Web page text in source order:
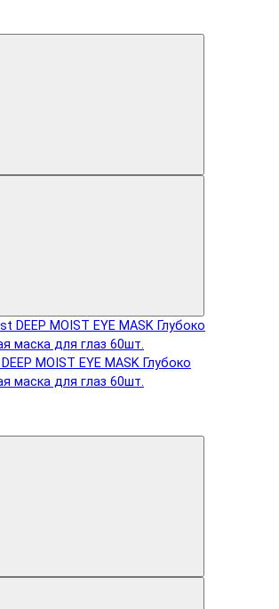
MOIST EYE MASK Глубоко
маска для глаз 60шт.